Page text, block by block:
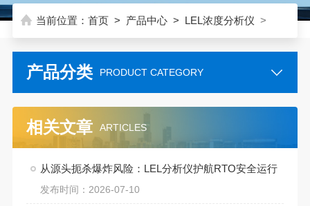
当前位置： 首页> 产品中心> LEL浓度分析仪 >
产品分类 PRODUCT CATEGORY
相关文章 ARTICLES
从源头扼杀爆炸风险：LEL分析仪护航RTO安全运行
发布时间：2026-07-10